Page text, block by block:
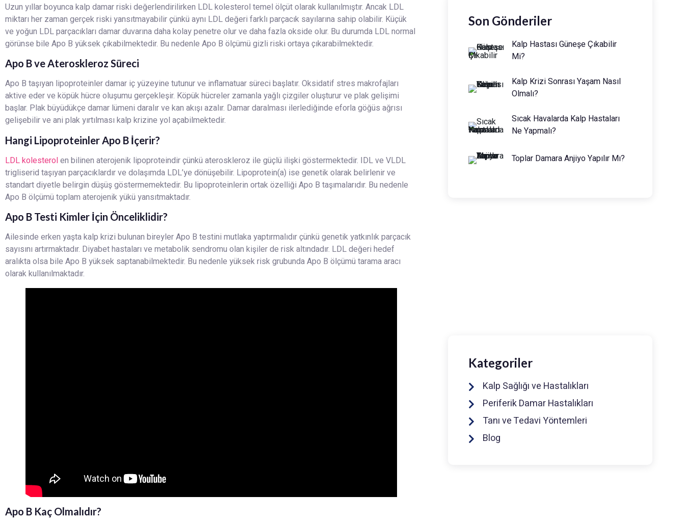
Uzun yıllar boyunca kalp damar riski değerlendirilirken LDL kolesterol temel ölçüt olarak kullanılmıştır. Ancak LDL
miktarı her zaman gerçek riski yansıtmayabilir çünkü aynı LDL değeri farklı parçacık sayılarına sahip olabilir. Küçük
ve yoğun LDL parçacıkları damar duvarına daha kolay penetre olur ve daha fazla okside olur. Bu durumda LDL normal
görünse bile Apo B yüksek çıkabilmektedir. Bu nedenle Apo B ölçümü gizli riski ortaya çıkarabilmektedir.
Apo B ve Ateroskleroz Süreci
Apo B taşıyan lipoproteinler damar iç yüzeyine tutunur ve inflamatuar süreci başlatır. Oksidatif stres makrofajları
aktive eder ve köpük hücre oluşumu gerçekleşir. Köpük hücreler zamanla yağlı çizgiler oluşturur ve plak gelişimi
başlar. Plak büyüdükçe damar lümeni daralır ve kan akışı azalır. Damar daralması ilerlediğinde eforla göğüs ağrısı
gelişebilir ve ani plak yırtılması kalp krizine yol açabilmektedir.
Hangi Lipoproteinler Apo B İçerir?
LDL kolesterolen bilinen aterojenik lipoproteindir çünkü ateroskleroz ile güçlü ilişki göstermektedir. IDL ve VLDL
trigliserid taşıyan parçacıklardır ve dolaşımda LDL’ye dönüşebilir. Lipoprotein(a) ise genetik olarak belirlenir ve
standart diyetle belirgin düşüş göstermemektedir. Bu lipoproteinlerin ortak özelliği Apo B taşımalarıdır. Bu nedenle
Apo B ölçümü toplam aterojenik yükü yansıtmaktadır.
Apo B Testi Kimler İçin Önceliklidir?
Ailesinde erken yaşta kalp krizi bulunan bireyler Apo B testini mutlaka yaptırmalıdır çünkü genetik yatkınlık parçacık
sayısını artırmaktadır. Diyabet hastaları ve metabolik sendromu olan kişiler de risk altındadır. LDL değeri hedef
aralıkta olsa bile Apo B yüksek saptanabilmektedir. Bu nedenle yüksek risk grubunda Apo B ölçümü tarama aracı
olarak kullanılmaktadır.
Apo B Kaç Olmalıdır?
Son Gönderiler
Kalp Hastası Güneşe Çıkabilir
Mi?
Kalp Krizi Sonrası Yaşam Nasıl
Olmalı?
Sıcak Havalarda Kalp Hastaları
Ne Yapmalı?
Toplar Damara Anjiyo Yapılır Mı?
Kategoriler
Kalp Sağlığı ve Hastalıkları
Periferik Damar Hastalıkları
Tanı ve Tedavi Yöntemleri
Blog